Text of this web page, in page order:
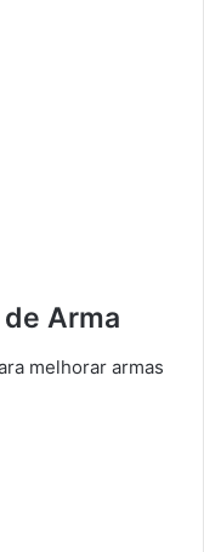
Arma
melhorar armas